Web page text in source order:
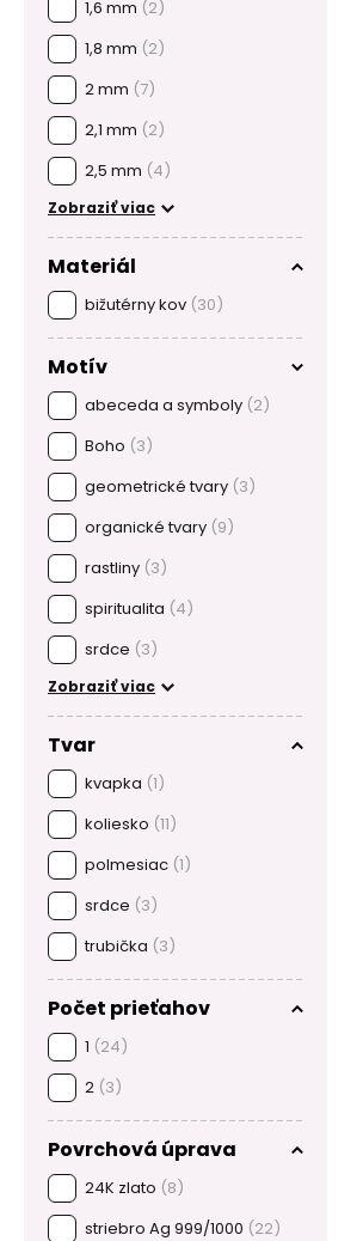
1,6 mm (2)
1,8 mm (2)
2 mm (7)
2,1 mm (2)
2,5 mm (4)
Zobraziť viac
Materiál
bižutérny kov (30)
Motív
abeceda a symboly (2)
Boho (3)
geometrické tvary (3)
organické tvary (9)
rastliny (3)
spiritualita (4)
srdce (3)
Zobraziť viac
Tvar
kvapka (1)
koliesko (11)
polmesiac (1)
srdce (3)
trubička (3)
Počet prieťahov
1 (24)
2 (3)
Povrchová úprava
24K zlato (8)
striebro Ag 999/1000 (22)